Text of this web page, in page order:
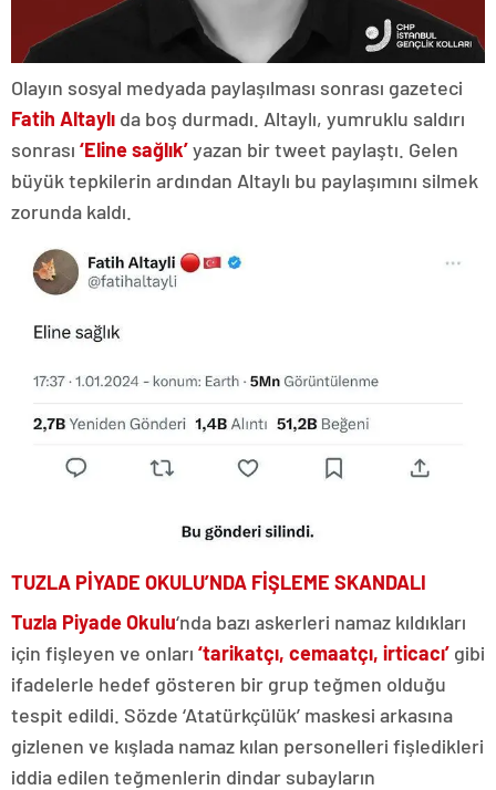
Olayın sosyal medyada paylaşılması sonrası gazeteci
Fatih Altaylı da boş durmadı. Altaylı, yumruklu saldırı
sonrası ‘Eline sağlık’yazan bir tweet paylaştı. Gelen
büyük tepkilerin ardından Altaylı bu paylaşımını silmek
zorunda kaldı.
TUZLA PİYADE OKULU’NDA FİŞLEME SKANDALI
Tuzla Piyade Okulu‘nda bazı askerleri namaz kıldıkları
için fişleyen ve onları ‘tarikatçı, cemaatçı, irticacı’ gibi
ifadelerle hedef gösteren bir grup teğmen olduğu
tespit edildi. Sözde ‘Atatürkçülük’ maskesi arkasına
gizlenen ve kışlada namaz kılan personelleri fişledikleri
iddia edilen teğmenlerin dindar subayların